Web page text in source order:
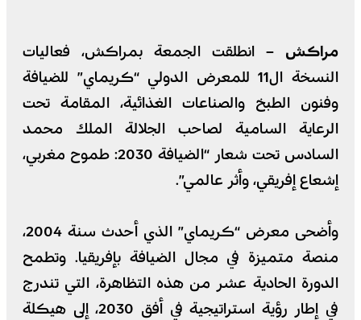
مراكش – انطلقت الجمعة بمراكش، فعاليات
النسخة ال11 للمعرض الدولي “كريماي” للضيافة
وفنون الطبخ والصناعات الغذائية، المقامة تحت
الرعاية السامية لصاحب الجلالة الملك محمد
السادس تحت شعار “الضيافة 2030: طموح مغربي،
إشعاع إفريقي، وأثر عالمي”.
وأضحى معرض “كريماي” الذي أحدث سنة 2004،
منصة متميزة في مجال الضيافة بإفريقيا. وتطمح
الدورة الحادية عشر من هذه التظاهرة، التي تندرج
في إطار رؤية استراتيجية في أفق 2030، إلى هيكلة